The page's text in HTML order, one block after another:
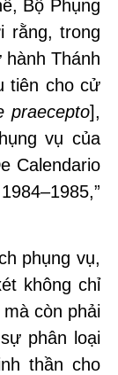
Bộ Phụng
rằng, trong
hành Thánh
tiên cho cử
praecepto],
vụ của
Calendario
phụng vụ,
không chỉ
còn phải
phân loại
thần cho